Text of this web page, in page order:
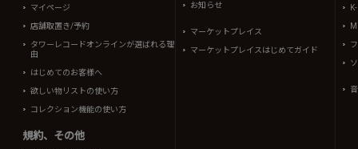
マイページ
店舗取置き/予約
タワーレコードオンラインが選ばれる理
由
はじめてのお客様へ
欲しい物リストの使い方
コレクション機能の使い方
規約、その他
お知らせ
マーケットプレイス
マーケットプレイスはじめてガイド